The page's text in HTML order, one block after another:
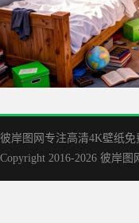
彼岸图网专注高清4K壁纸
Copyright 2016-2026 彼岸图